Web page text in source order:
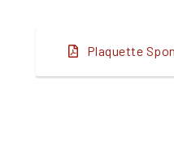
Plaquette